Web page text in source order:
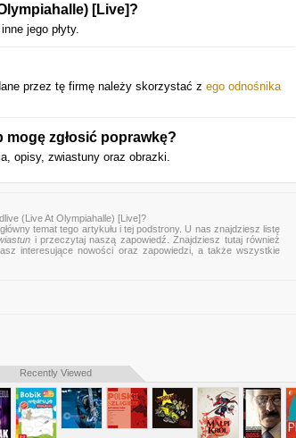
[Live]?
jego płyty.
przez tę firmę należy skorzystać z ego odnośnika
mogę zgłosić poprawkę?
opisy, zwiastuny oraz obrazki.
(Live At Olympiahalle) [Live]?
temat tego artykułu i tej podstrony. U nas znajdziesz listę
i przeczytaj naszą zapowiedź. Znajdziesz tutaj również
interesujące nowości oraz zapowiedzi, a także wszystkie
Recently Viewed